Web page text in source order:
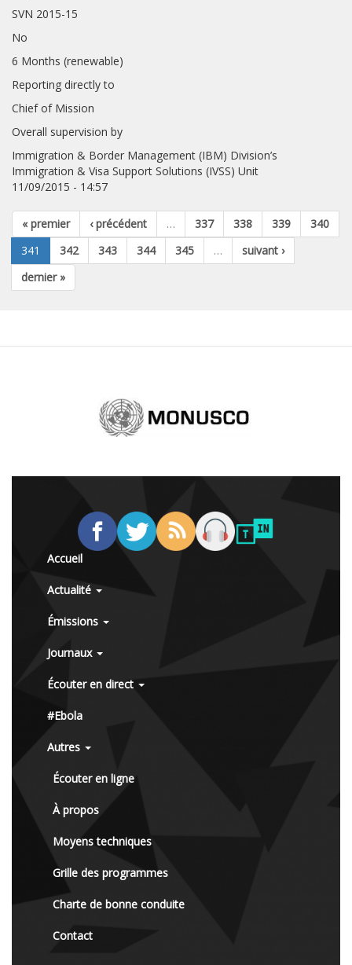
SVN 2015-15
No
6 Months (renewable)
Reporting directly to
Chief of Mission
Overall supervision by
Immigration & Border Management (IBM) Division’s
Immigration & Visa Support Solutions (IVSS) Unit
11/09/2015 - 14:57
« premier ‹ précédent … 337 338 339
340
341
342 343 344 345 …
suivant ›
dernier »
Accueil
Actualité
Émissions
Journaux
Écouter en direct
#Ebola
Autres
Écouter en ligne
À propos
Moyens techniques
Grille des programmes
Charte de bonne conduite
Contact